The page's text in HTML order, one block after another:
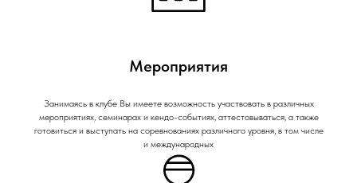
Мероприятия
Занимаясь в клубе Вы имеете возможность участвовать в различных
мероприятиях, семинарах и кендо-событиях, аттестовываться, а также
готовиться и выступать на соревнованиях различного уровня, в том числе
и международных